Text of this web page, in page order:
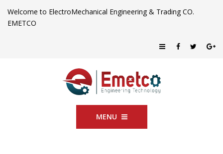
Welcome to ElectroMechanical Engineering & Trading CO.
EMETCO
MENU